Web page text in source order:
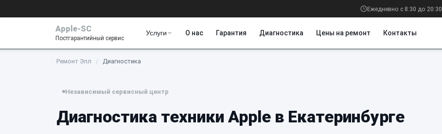
Ежедневно с 8:30 до 20:30
Apple-SC
Постгарантийный сервис
Услуги О нас Гарантия Диагностика Цены на ремонт Контакты
Ремонт Эпл / Диагностика
Независимый сервисный центр
Диагностика техники Apple в Екатеринбурге